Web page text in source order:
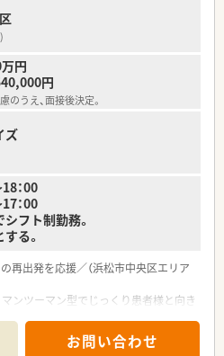
。
設定されており、プライベートの時間
。
11時間程度と少なく、ワークライフ
。
。
ご活躍いただき、将来的には管理薬剤
ージャーや本部職など、多彩なキャリ
です。
円
円
のうえ、面接後決定。
ズ
：00
00
フト制勤務。
る。
再出発を応援／（浜松市中央区エリア
ンツーマン型でじっくり患者様と向き
実に成長できる環境です。
お問い合わせ